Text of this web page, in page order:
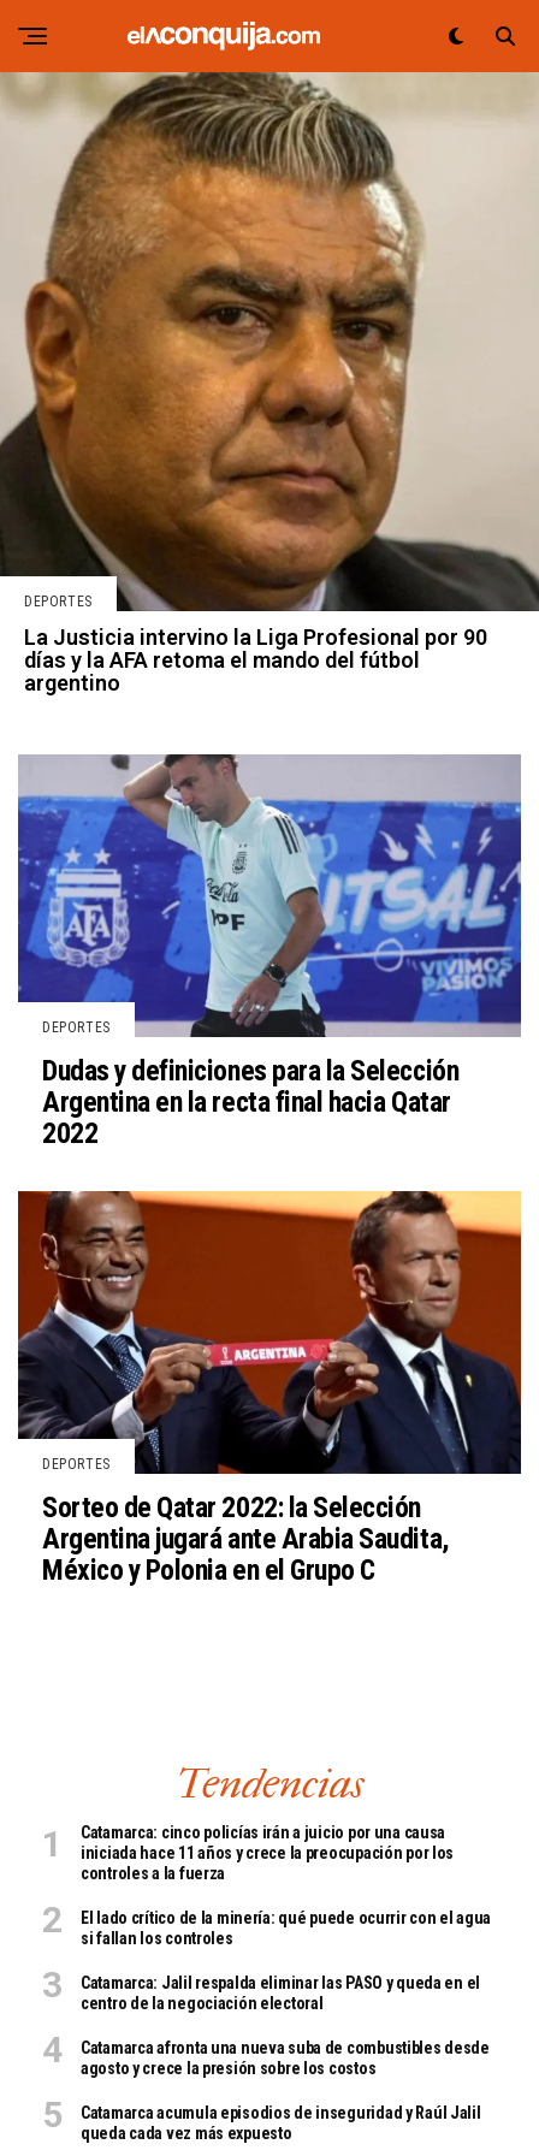
DEPORTES
La Justicia intervino la Liga Profesional por 90
días y la AFA retoma el mando del fútbol
argentino
DEPORTES
Dudas y definiciones para la Selección
Argentina en la recta final hacia Qatar
2022
DEPORTES
Sorteo de Qatar 2022: la Selección
Argentina jugará ante Arabia Saudita,
México y Polonia en el Grupo C
Tendencias
Catamarca: cinco policías irán a juicio por una causa
iniciada hace 11 años y crece la preocupación por los
controles a la fuerza
El lado crítico de la minería: qué puede ocurrir con el agua
si fallan los controles
Catamarca: Jalil respalda eliminar las PASO y queda en el
centro de la negociación electoral
Catamarca afronta una nueva suba de combustibles desde
agosto y crece la presión sobre los costos
Catamarca acumula episodios de inseguridad y Raúl Jalil
queda cada vez más expuesto